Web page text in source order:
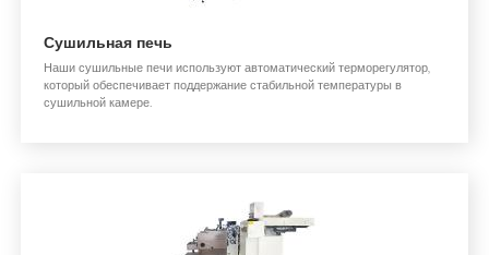
Сушильная печь
Наши сушильные печи используют автоматический терморегулятор,
который обеспечивает поддержание стабильной температуры в
сушильной камере.